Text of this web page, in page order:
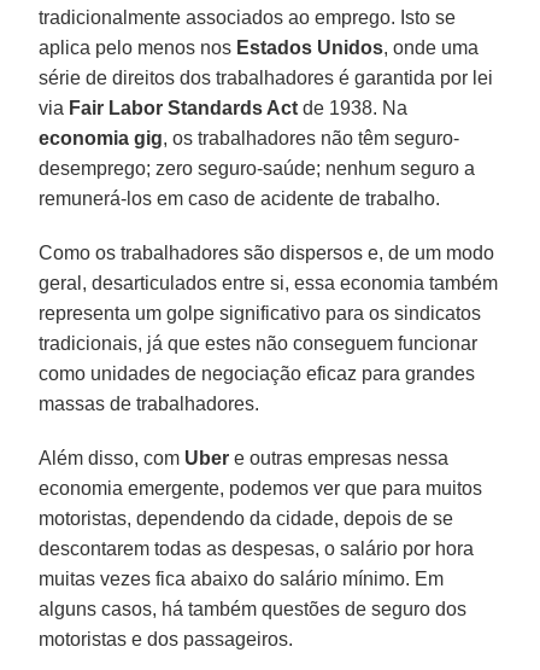
tradicionalmente associados ao emprego. Isto se
aplica pelo menos nos Estados Unidos, onde uma
série de direitos dos trabalhadores é garantida por lei
via Fair Labor Standards Act de 1938. Na
economia gig, os trabalhadores não têm seguro-
desemprego; zero seguro-saúde; nenhum seguro a
remunerá-los em caso de acidente de trabalho.
Como os trabalhadores são dispersos e, de um modo
geral, desarticulados entre si, essa economia também
representa um golpe significativo para os sindicatos
tradicionais, já que estes não conseguem funcionar
como unidades de negociação eficaz para grandes
massas de trabalhadores.
Além disso, com Uber e outras empresas nessa
economia emergente, podemos ver que para muitos
motoristas, dependendo da cidade, depois de se
descontarem todas as despesas, o salário por hora
muitas vezes fica abaixo do salário mínimo. Em
alguns casos, há também questões de seguro dos
motoristas e dos passageiros.